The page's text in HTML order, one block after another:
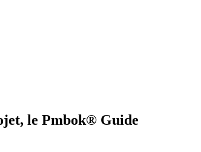
le Pmbok® Guide